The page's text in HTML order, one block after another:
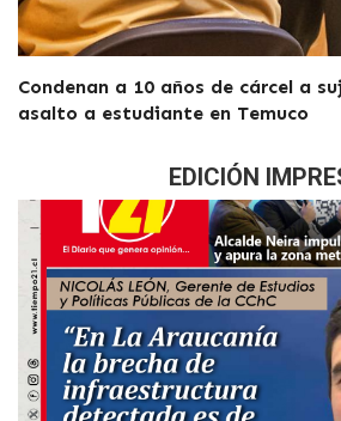
Condenan a 10 años de cárcel a
asalto a estudiante en Temuco
EDICIÓN